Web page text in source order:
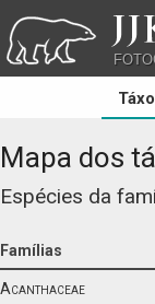
Mapa dos
Espécies da
Famílias
Acanthaceae